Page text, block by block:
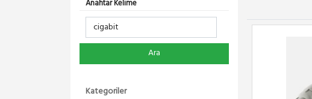
Anahtar Kelime
Ara
Kategoriler